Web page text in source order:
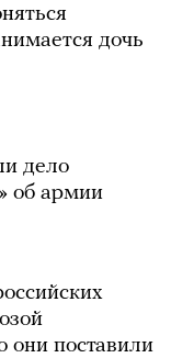
дочь
дело
об армии
они поставили